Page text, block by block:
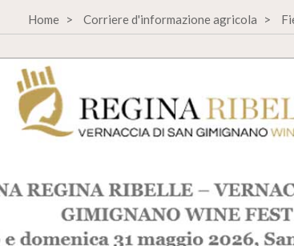
Home Corriere d'informazione agricola